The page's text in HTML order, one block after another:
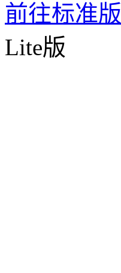
前往标准版
Lite版